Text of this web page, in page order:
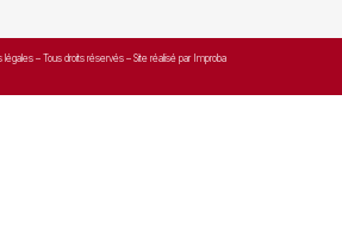
légales – Tous droits réservés – Site réalisé par Improba